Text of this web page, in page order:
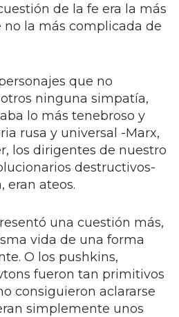
de la fe era la más
la más complicada de
que no
ninguna simpatía,
lo más tenebroso y
rusa y universal -Marx,
los dirigentes de nuestro
destructivos-
eran ateos.
una cuestión más,
vida de una forma
O los pushkins,
fueron tan primitivos
consiguieron aclararse
simplemente unos